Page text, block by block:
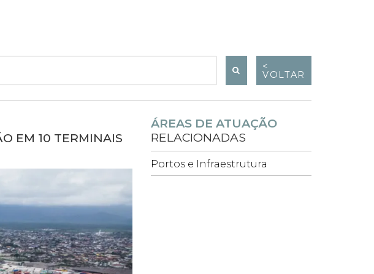
<
VOLTAR
EM 10 TERMINAIS
ÁREAS DE ATUAÇÃO
RELACIONADAS
Portos e Infraestrutura